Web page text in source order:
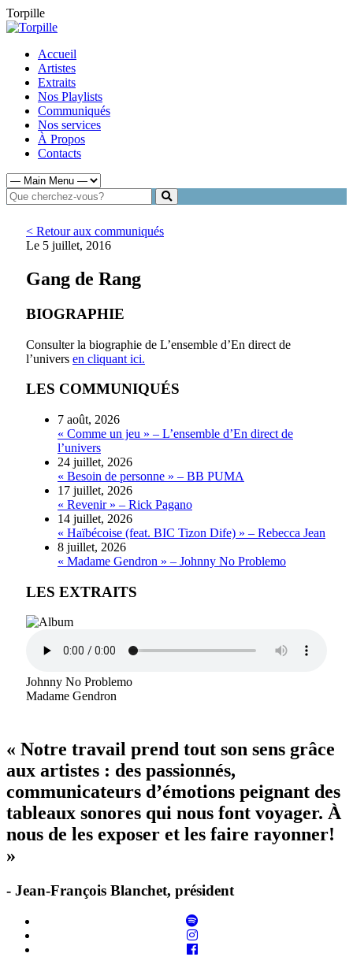
Torpille
Accueil
Artistes
Extraits
Nos Playlists
Communiqués
Nos services
À Propos
Contacts
< Retour aux communiqués
Le 5 juillet, 2016
Gang de Rang
BIOGRAPHIE
Consulter la biographie de L’ensemble d’En direct de
l’univers en cliquant ici.
LES COMMUNIQUÉS
7 août, 2026
« Comme un jeu » – L’ensemble d’En direct de
l’univers
24 juillet, 2026
« Besoin de personne » – BB PUMA
17 juillet, 2026
« Revenir » – Rick Pagano
14 juillet, 2026
« Haïbécoise (feat. BIC Tizon Dife) » – Rebecca Jean
8 juillet, 2026
« Madame Gendron » – Johnny No Problemo
LES EXTRAITS
Johnny No Problemo
Madame Gendron
« Notre travail prend tout son sens grâce
aux artistes : des passionnés,
communicateurs d’émotions peignant des
tableaux sonores qui nous font voyager. À
nous de les exposer et les faire rayonner!
»
- Jean-François Blanchet, président